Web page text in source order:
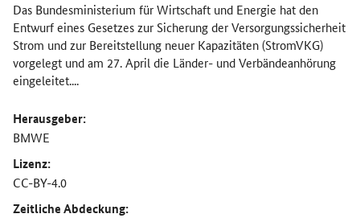
Das Bundesministerium für Wirtschaft und Energie hat den
Entwurf eines Gesetzes zur Sicherung der Versorgungssicherheit
Strom und zur Bereitstellung neuer Kapazitäten (StromVKG)
vorgelegt und am 27. April die Länder- und Verbändeanhörung
eingeleitet....
Herausgeber:
BMWE
Lizenz:
CC-BY-4.0
Zeitliche Abdeckung: